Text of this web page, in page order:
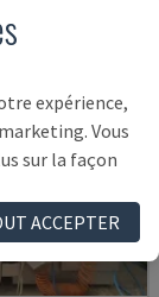
expérience,
Vous
sur la façon
ACCEPTER